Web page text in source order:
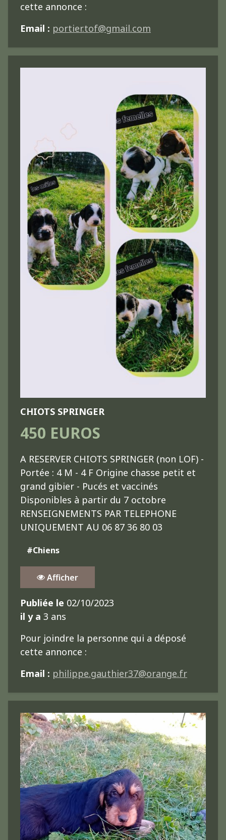
cette annonce :
Email : portier.tof@gmail.com
CHIOTS SPRINGER
450 EUROS
A RESERVER CHIOTS SPRINGER (non LOF) -
Portée : 4 M - 4 F Origine chasse petit et
grand gibier - Pucés et vaccinés
Disponibles à partir du 7 octobre
RENSEIGNEMENTS PAR TELEPHONE
UNIQUEMENT AU 06 87 36 80 03
#Chiens
Afficher
Publiée le 02/10/2023
il y a 3 ans
Pour joindre la personne qui a déposé
cette annonce :
Email : philippe.gauthier37@orange.fr